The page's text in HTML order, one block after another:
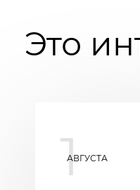
Это
1
АВГУСТА